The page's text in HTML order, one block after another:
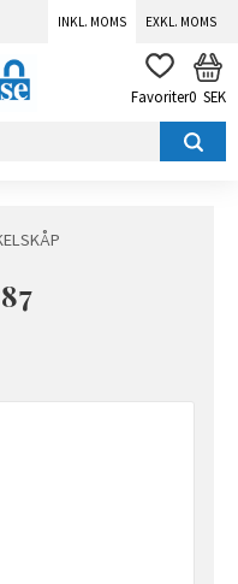
INKL. MOMS EXKL. MOMS
FAVORITER
0 SEK